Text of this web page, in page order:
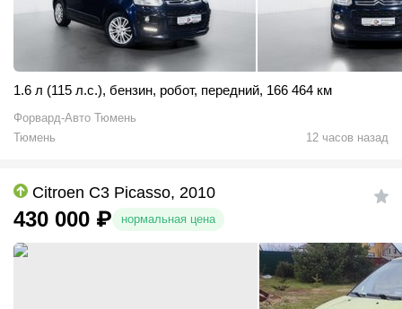
1.6 л (115 л.с.), бензин, робот, передний, 166 464 км
Форвард-Авто Тюмень
Тюмень
12 часов назад
Citroen C3 Picasso, 2010
430 000 ₽ нормальная цена